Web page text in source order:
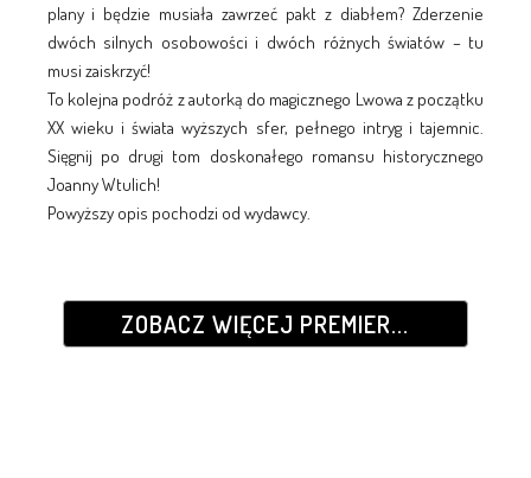
plany i będzie musiała zawrzeć pakt z diabłem? Zderzenie
dwóch silnych osobowości i dwóch różnych światów – tu
musi zaiskrzyć!
To kolejna podróż z autorką do magicznego Lwowa z początku
XX wieku i świata wyższych sfer, pełnego intryg i tajemnic.
Sięgnij po drugi tom doskonałego romansu historycznego
Joanny Wtulich!
Powyższy opis pochodzi od wydawcy.
ZOBACZ WIĘCEJ PREMIER...